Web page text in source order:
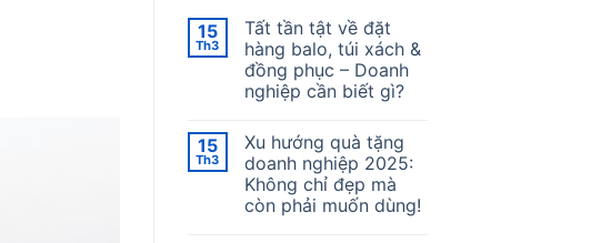
15
Th3
Tất tần tật về đặt
hàng balo, túi xách &
đồng phục – Doanh
nghiệp cần biết gì?
15
Th3
Xu hướng quà tặng
doanh nghiệp 2025:
Không chỉ đẹp mà
còn phải muốn dùng!